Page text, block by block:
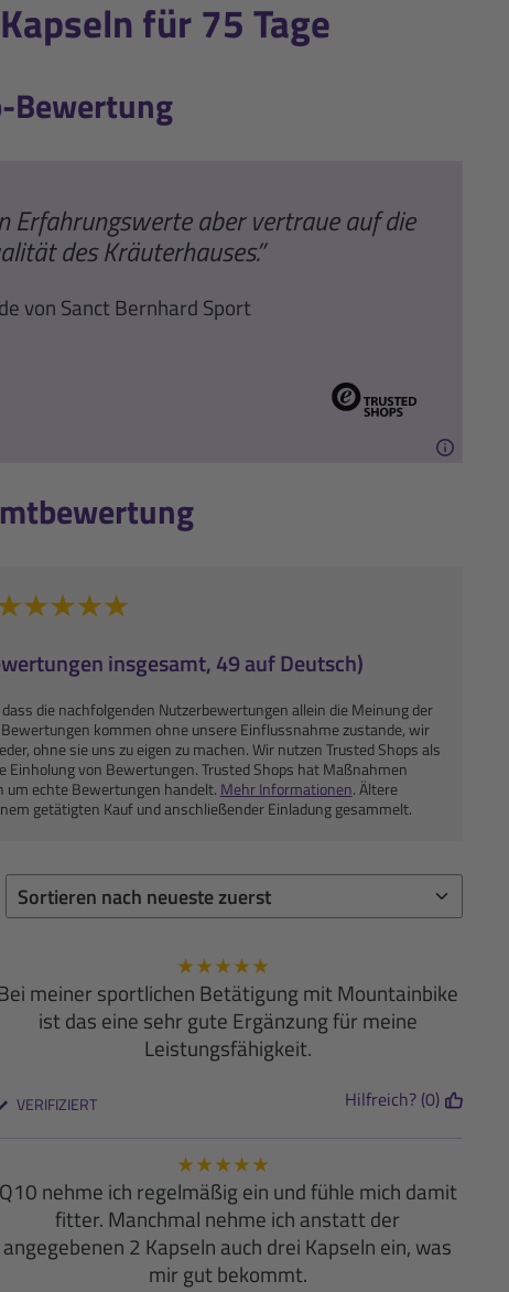
für 75 Tage
Bewertung
Erfahrungswerte aber vertraue auf die
des Kräuterhauses.”
von Sanct Bernhard Sport
insgesamt, 49 auf Deutsch)
die nachfolgenden Nutzerbewertungen allein die Meinung der
kommen ohne unsere Einflussnahme zustande, wir
ohne sie uns zu eigen zu machen. Wir nutzen Trusted Shops als
von Bewertungen. Trusted Shops hat Maßnahmen
um echte Bewertungen handelt. Mehr Informationen. Ältere
getätigten Kauf und anschließender Einladung gesammelt.
★★★★★
meiner sportlichen Betätigung mit Mountainbike
ist das eine sehr gute Ergänzung für meine
Leistungsfähigkeit.
VERIFIZIERT Hilfreich? (0)
★★★★★
Q10 nehme ich regelmäßig ein und fühle mich damit
fitter. Manchmal nehme ich anstatt der
angegebenen 2 Kapseln auch drei Kapseln ein, was
mir gut bekommt.